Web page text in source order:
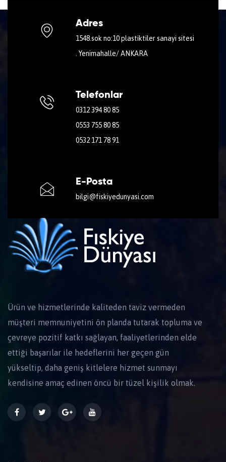
Adres
1548.sok no:10 plastiktiler sanayi sitesi
. Yenimahalle/ ANKARA
Telefonlar
0312 394 80 85
0553 755 80 85
0532 171 78 91
E-Posta
bilgi@fiskiyedunyasi.com
Ürün ve hizmetlerinde kaliteden taviz vermeden
müşteri memnuniyetini ön planda tutarak topluma ve
çevreye pozitif katkı sağlayan, faaliyetlerinden elde
ettiği başarılar ile hedeflerini her geçen gün
yükseltip, daha geniş kitlelere hizmet sunmayı
kendisine amaç edinen öncü bir tüzel kişilik olmak.